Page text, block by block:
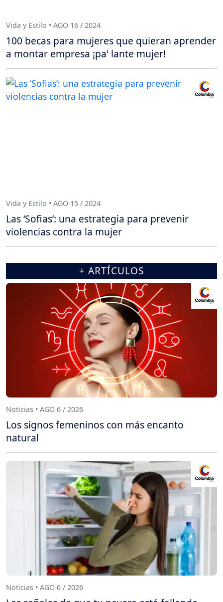
Vida y Estilo • AGO 16 / 2024
100 becas para mujeres que quieran aprender
a montar empresa ¡pa' lante mujer!
Vida y Estilo • AGO 15 / 2024
Las ‘Sofias’: una estrategia para prevenir
violencias contra la mujer
+ ARTÍCULOS
Noticias • AGO 6 / 2026
Los signos femeninos con más encanto
natural
Noticias • AGO 6 / 2026